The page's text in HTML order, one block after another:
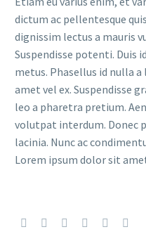
dictum ac pellentesque
dignissim lectus a mauris
Suspendisse potenti. Duis
metus. Phasellus id nulla
amet vel ex. Suspendisse
leo a pharetra pretium.
volutpat interdum. Donec
lacinia. Nunc ac
Lorem ipsum dolor sit